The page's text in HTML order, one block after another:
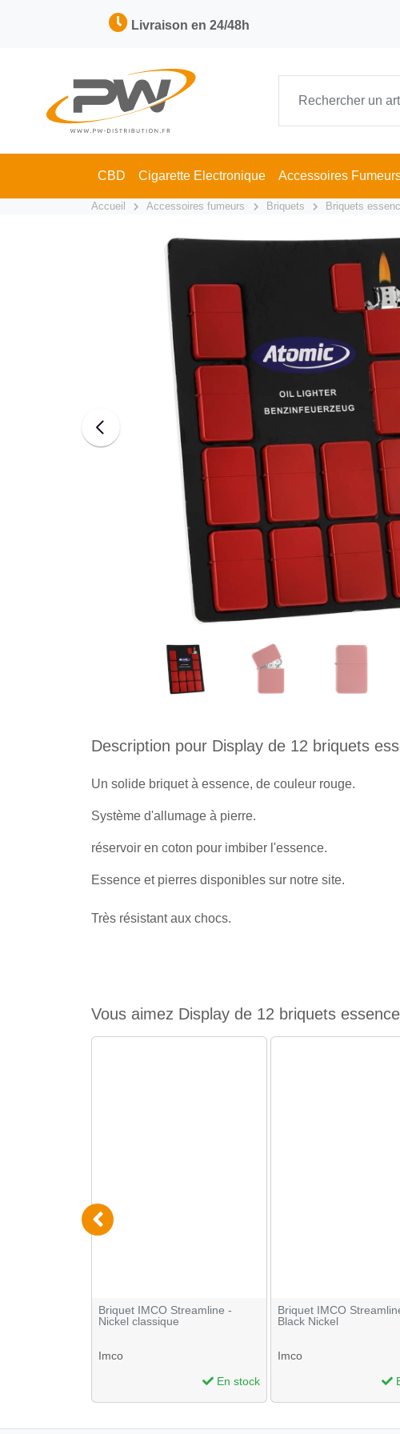
Livraison en 24/48h
CBD Cigarette Electronique Accessoires
Accueil Accessoires fumeurs Briquets Briquets
Description pour Display de 12 briquets
Un solide briquet à essence, de couleur rouge.
Système d'allumage à pierre.
réservoir en coton pour imbiber l'essence.
Essence et pierres disponibles sur notre site.
Très résistant aux chocs.
Vous aimez Display de 12 briquets
Briquet IMCO Streamline -
Nickel classique
Imco
En stock
Briquet IMCO
Black Nickel
Imco